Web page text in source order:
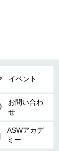
イベント
お問い合わ
せ
ASWアカデ
ミー